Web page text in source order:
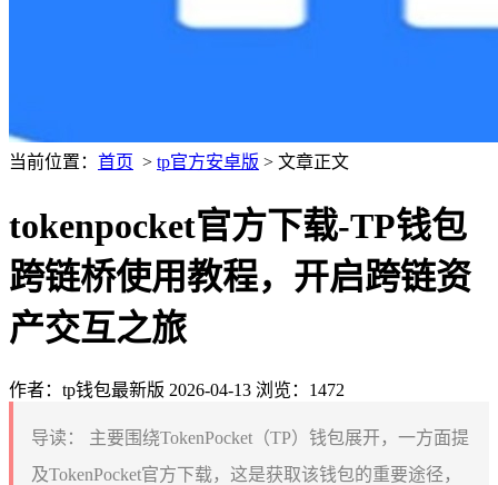
当前位置： 首页 > tp官方安卓版 > 文章正文
tokenpocket官方下载-TP钱包
跨链桥使用教程，开启跨链资
产交互之旅
作者：tp钱包最新版 2026-04-13 浏览：1472
导读：
主要围绕TokenPocket（TP）钱包展开，一方面提
及TokenPocket官方下载，这是获取该钱包的重要途径，